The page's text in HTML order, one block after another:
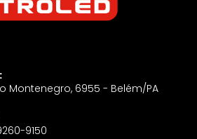
Montenegro, 6955 - Belém/PA
9150